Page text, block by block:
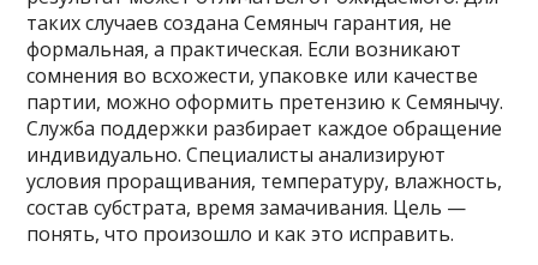
таких случаев создана Семяныч гарантия, не
формальная, а практическая. Если возникают
сомнения во всхожести, упаковке или качестве
партии, можно оформить претензию к Семянычу.
Служба поддержки разбирает каждое обращение
индивидуально. Специалисты анализируют
условия проращивания, температуру, влажность,
состав субстрата, время замачивания. Цель —
понять, что произошло и как это исправить.